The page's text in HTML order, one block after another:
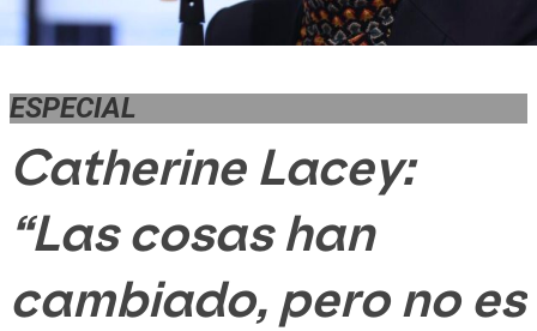
ESPECIAL
Catherine Lacey:
“Las cosas han
cambiado, pero no es